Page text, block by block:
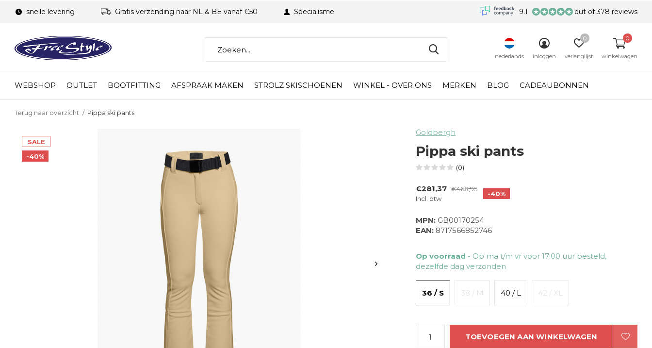
WEBSHOP OUTLET BOOTFITTING AFSPRAAK MAKEN STROLZ SKISCHOENEN WINKEL - OVER ONS MERKEN BLOG CADEAUBONNEN
nederlands inloggen verlanglijst
0
winkelwagen
0
snelle levering Gratis verzending naar NL & BE vanaf €50 Specialisme 9.1 out of 378 reviews
Terug naar overzicht Pippa ski pants
SALE
-40%
Goldbergh
Pippa ski pants
(0)
€281,37 €468,95
Incl. btw
-40%
MPN: GB00170254
EAN: 8717566852746
Op voorraad - Op ma t/m vr voor 17:00 uur besteld,
dezelfde dag verzonden
36 / S 38 / M 40 / L 42 / XL
TOEVOEGEN AAN WINKELWAGEN